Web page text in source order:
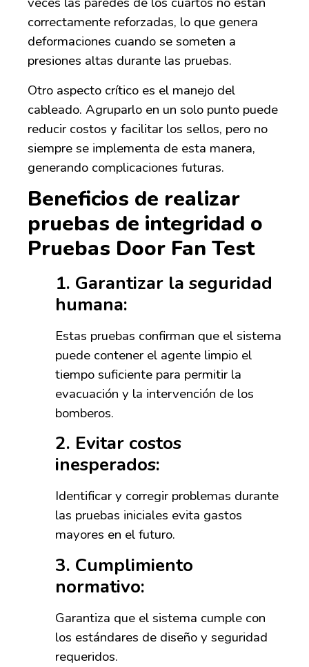
correctamente reforzadas, lo que genera
deformaciones cuando se someten a
presiones altas durante las pruebas.
Otro aspecto crítico es el manejo del
cableado. Agruparlo en un solo punto puede
reducir costos y facilitar los sellos, pero no
siempre se implementa de esta manera,
generando complicaciones futuras.
Beneficios de realizar
pruebas de integridad o
Pruebas Door Fan Test
1. Garantizar la seguridad
humana:
Estas pruebas confirman que el sistema
puede contener el agente limpio el
tiempo suficiente para permitir la
evacuación y la intervención de los
bomberos.
2. Evitar costos
inesperados:
Identificar y corregir problemas durante
las pruebas iniciales evita gastos
mayores en el futuro.
3. Cumplimiento
normativo:
Garantiza que el sistema cumple con
los estándares de diseño y seguridad
requeridos.